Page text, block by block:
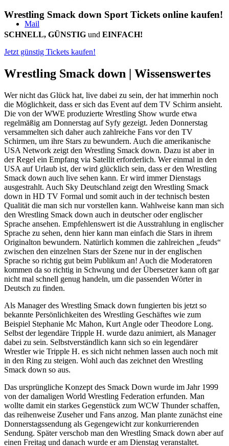
Mail
Wrestling Smack down Sport Tickets online kaufen!
SCHNELL, GÜNSTIG und EINFACH!
Jetzt günstig Tickets kaufen!
Wrestling Smack down | Wissenswertes
Wer nicht das Glück hat, live dabei zu sein, der hat immerhin noch
die Möglichkeit, dass er sich das Event auf dem TV Schirm ansieht.
Die von der WWE produzierte Wrestling Show wurde etwa
regelmäßig am Donnerstag auf Syfy gezeigt. Jeden Donnerstag
versammelten sich daher auch zahlreiche Fans vor den TV
Schirmen, um ihre Stars zu bewundern. Auch die amerikanische
USA Network zeigt den Wrestling Smack down. Dazu ist aber in
der Regel ein Empfang via Satellit erforderlich. Wer einmal in den
USA auf Urlaub ist, der wird glücklich sein, dass er den Wrestling
Smack down auch live sehen kann. Er wird immer Dienstags
ausgestrahlt. Auch Sky Deutschland zeigt den Wrestling Smack
down in HD TV Formal und somit auch in der technisch besten
Qualität die man sich nur vorstellen kann. Wahlweise kann man sich
den Wrestling Smack down auch in deutscher oder englischer
Sprache ansehen. Empfehlenswert ist die Ausstrahlung in englischer
Sprache zu sehen, denn hier kann man einfach die Stars in ihrem
Originalton bewundern. Natürlich kommen die zahlreichen „feuds“
zwischen den einzelnen Stars der Szene nur in der englischen
Sprache so richtig gut beim Publikum an! Auch die Moderatoren
kommen da so richtig in Schwung und der Übersetzer kann oft gar
nicht mal schnell genug handeln, um die passenden Wörter in
Deutsch zu finden.
Als Manager des Wrestling Smack down fungierten bis jetzt so
bekannte Persönlichkeiten des Wrestling Geschäftes wie zum
Beispiel Stephanie Mc Mahon, Kurt Angle oder Theodore Long.
Selbst der legendäre Tripple H. wurde dazu animiert, als Manager
dabei zu sein. Selbstverständlich kann sich so ein legendärer
Wrestler wie Tripple H. es sich nicht nehmen lassen auch noch mit
in den Ring zu steigen. Wohl auch das zeichnet den Wrestling
Smack down so aus.
Das ursprüngliche Konzept des Smack Down wurde im Jahr 1999
von der damaligen World Wrestling Federation erfunden. Man
wollte damit ein starkes Gegenstück zum WCW Thunder schaffen,
das reihenweise Zuseher und Fans anzog. Man plante zunächst eine
Donnerstagssendung als Gegengewicht zur konkurrierenden
Sendung. Später verschob man den Wrestling Smack down aber auf
einen Freitag und danach wurde er am Dienstag veranstaltet.